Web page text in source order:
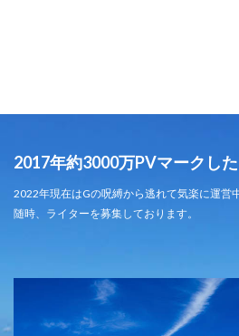
2017年約3000万PVマークし
2022年現在はGの呪縛から逃れて気楽に運営中
随時、ライターを募集しております。